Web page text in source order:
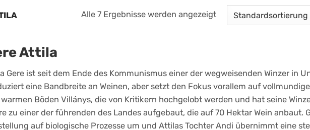
Alle 7 Ergebnisse werden angezeigt
Attila
Gere ist seit dem Ende des Kommunismus einer der wegweisenden Winzer in
eine Bandbreite an Weinen, aber setzt den Fokus vorallem auf
Böden Villánys, die von Kritikern hochgelobt werden und hat seine
zu einer der führenden des Landes aufgebaut, die auf 70 Hektar Wein anbaut.
auf biologische Prozesse um und Attilas Tochter Andi übernimmt eine